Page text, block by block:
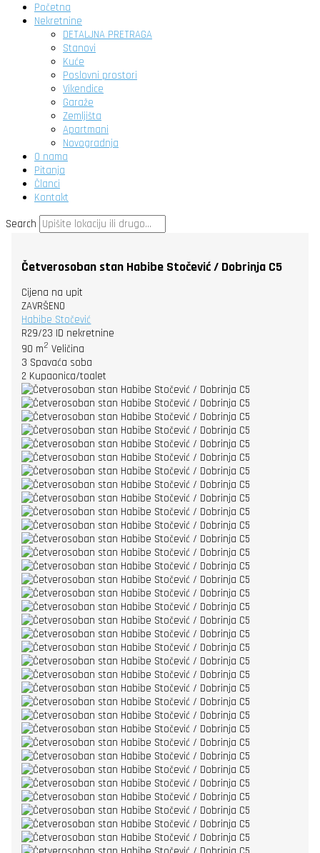
Početna
Nekretnine
DETALJNA PRETRAGA
Stanovi
Kuće
Poslovni prostori
Vikendice
Garaže
Zemljišta
Apartmani
Novogradnja
O nama
Pitanja
Članci
Kontakt
Search
Četverosoban stan Habibe Stočević / Dobrinja C5
Cijena na upit
ZAVRŠENO
Habibe Stočević
R29/23 ID nekretnine
90 m2 Veličina
3 Spavaća soba
2 Kupaonica/toalet